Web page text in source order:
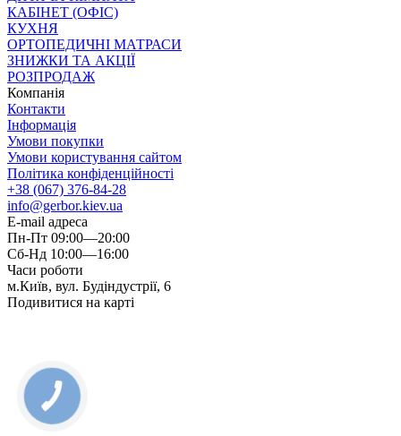
КАБІНЕТ (ОФІС)
КУХНЯ
ОРТОПЕДИЧНІ МАТРАСИ
ЗНИЖКИ ТА АКЦІЇ
РОЗПРОДАЖ
Компанія
Контакти
Інформація
Умови покупки
Умови користування сайтом
Політика конфіденційності
+38 (067) 376-84-28
info@gerbor.kiev.ua
E-mail адреса
Пн-Пт 09:00—20:00
Сб-Нд 10:00—16:00
Часи роботи
м.Київ, вул. Будіндустрії, 6
Подивитися на карті
КНОПКА
ЗВ'ЯЗКУ